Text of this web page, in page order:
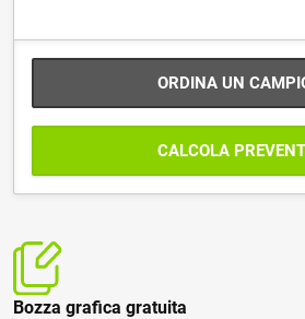
ORDINA UN
CALCOLA
Bozza grafica gratuita